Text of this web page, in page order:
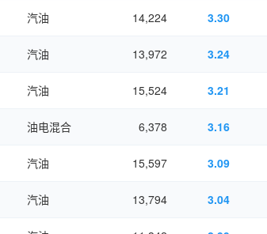
汽油 14,224 3.30
汽油 13,972 3.24
汽油 15,524 3.21
油电混合 6,378 3.16
汽油 15,597 3.09
汽油 13,794 3.04